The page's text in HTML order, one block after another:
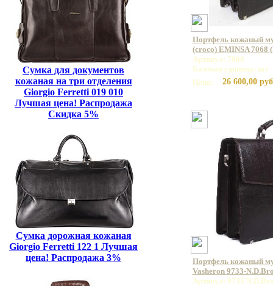
Сумка для документов
кожаная на три отделения
Giorgio Ferretti 019 010
Лучшая цена! Распродажа
Скидка 5%
Сумка дорожная кожаная
Giorgio Ferretti 122 1 Лучшая
цена! Распродажа 3%
Портфель кожаный
(croco) EMINSA 7068
Артикул: 7068
Базовая единица: шт
Цена:
26 600,00
Портфель кожаный
Vasheron 9733-
Артикул: 9733